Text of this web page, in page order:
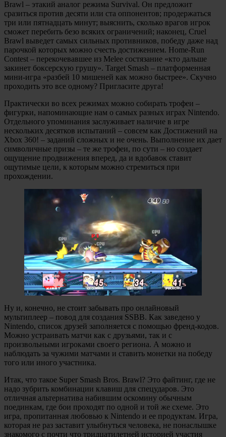
Brawl – этакий аналог режима Survival. Он предложит
сразиться против десяти или ста оппонентов; продержаться
три или пятнадцать минут; выяснить, сколько врагов игрок
сможет перебить безо всяких ограничений; наконец, Cruel
Brawl выведет самых сильных противников, победу даже над
парочкой которых можно счесть достижением. Home-Run
Contest – перекочевавшее из Melee состязание «кто дальше
закинет боксерскую грушу». Target Smash – платформенная
мини-игра «разбей 10 мишеней как можно быстрее». Скучно
проходить это все одному? Пригласите друга!
Практически во всех режимах можно собирать трофеи –
фигурки, напоминающие нам о самых разных играх Nintendo.
Отдельного упоминания заслуживает наличие в игре
нескольких десятков испытаний – совсем как Достижений на
Xbox 360! – заданий сложных и не очень. Выполнение их дает
символичные призы – те же трофеи, по сути – но создает
ощущение продвижения вперед, да и вдобавок ставит
ощутимые цели, к которым можно стремиться при
прохождении.
Ну и, конечно, не стоит забывать про онлайновый
мультиплеер – повод для создания SSBB. Как заведено у
Nintendo, список друзей заполняется с помощью френд-кодов.
Можно устраивать матчи как с друзьями, так и с
произвольными игроками своего региона. А можно и
наблюдать за чужими матчами и ставить монетки на победу
того или иного участника.
Итак, что такое Super Smash Bros. Brawl? Это файтинг, где не
надо зубрить комбинации клавиш для спецударов. Это
отличная альтернатива набившим оскомину обычным
поединкам, где бои проходят по одной и той же схеме. Это
игра, пропитанная любовью к Nintendo и ее продуктам. Игра,
которая не раз заставит улыбнуться человека, не понаслышке
знакомого с почти что тридцатилетней историей участия